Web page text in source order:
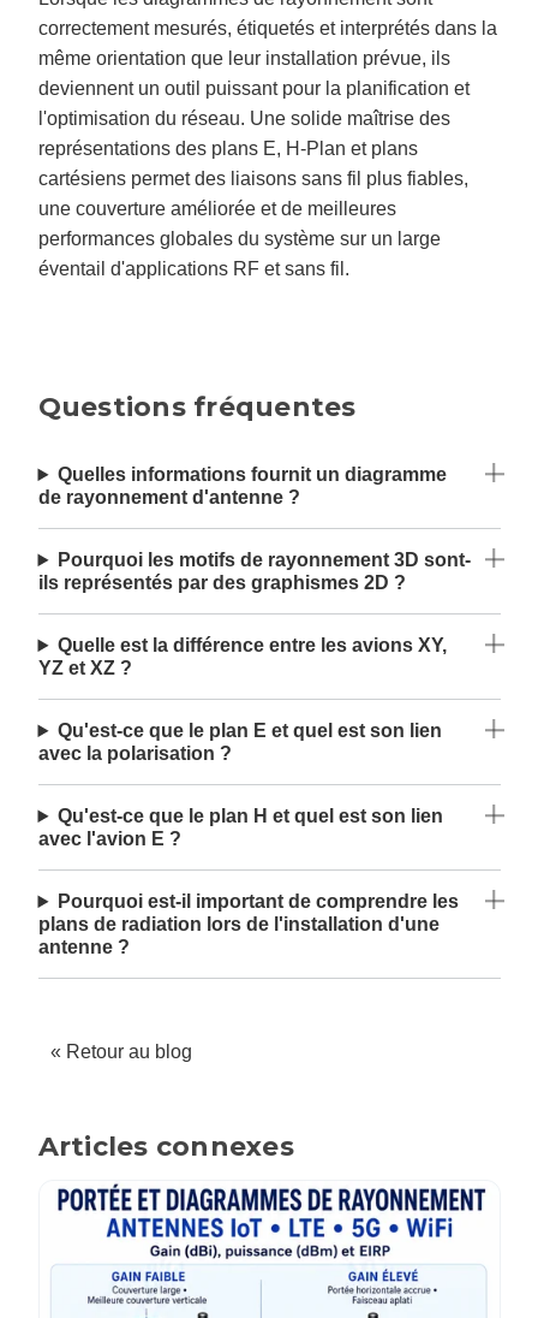
correctement mesurés, étiquetés et interprétés dans la
même orientation que leur installation prévue, ils
deviennent un outil puissant pour la planification et
l'optimisation du réseau. Une solide maîtrise des
représentations des plans E, H-Plan et plans
cartésiens permet des liaisons sans fil plus fiables,
une couverture améliorée et de meilleures
performances globales du système sur un large
éventail d'applications RF et sans fil.
Questions fréquentes
Quelles informations fournit un diagramme
de rayonnement d'antenne ?
Pourquoi les motifs de rayonnement 3D sont-
ils représentés par des graphismes 2D ?
Quelle est la différence entre les avions XY,
YZ et XZ ?
Qu'est-ce que le plan E et quel est son lien
avec la polarisation ?
Qu'est-ce que le plan H et quel est son lien
avec l'avion E ?
Pourquoi est-il important de comprendre les
plans de radiation lors de l'installation d'une
antenne ?
« Retour au blog
Articles connexes